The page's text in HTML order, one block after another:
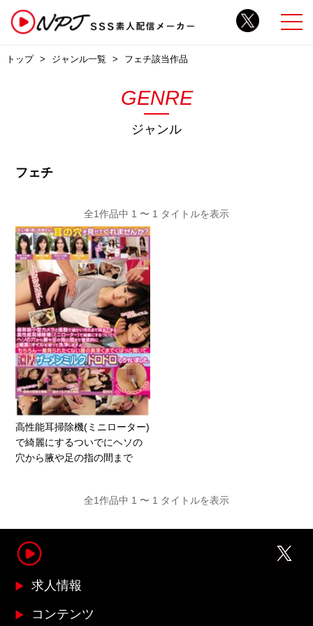
トップ ジャンル一覧 フェチ該当作品
GENRE
ジャンル
フェチ
全1作品中 1 〜 1 タイトルを表示
高性能耳掃除機(ミニローター)
で綺麗にするついでにヘソの
穴から腋や足の指の間まで
全1作品中 1 〜 1 タイトルを表示
求人情報
コンテンツ